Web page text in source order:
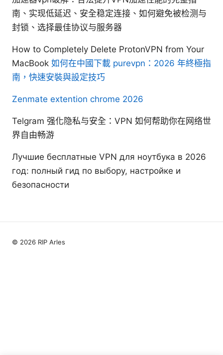
南、实现低延迟、安全稳定连接、如何避免被检测与
封锁、选择最佳协议与服务器
How to Completely Delete ProtonVPN from Your
MacBook 如何在中國下載 purevpn：2026 年終極指
南，快速安裝與設定技巧
Zenmate extention chrome 2026
Telgram 强化隐私与安全：VPN 如何帮助你在网络世
界自由畅游
Лучшие бесплатные VPN для ноутбука в 2026
год: полный гид по выбору, настройке и
безопасности
© 2026 RIP Arles